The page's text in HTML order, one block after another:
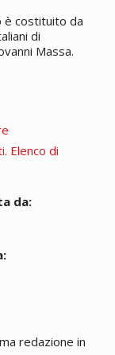
costituito da
di
Massa.
Elenco di
da:
redazione in